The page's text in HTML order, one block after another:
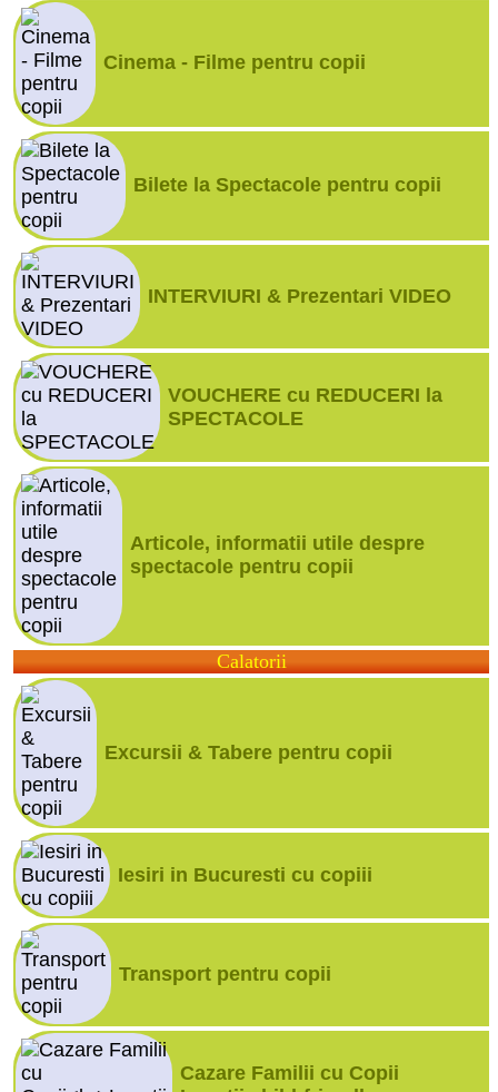
Cinema - Filme pentru copii
Bilete la Spectacole pentru copii
INTERVIURI & Prezentari VIDEO
VOUCHERE cu REDUCERI la
SPECTACOLE
Articole, informatii utile despre
spectacole pentru copii
Calatorii
Excursii & Tabere pentru copii
Iesiri in Bucuresti cu copiii
Transport pentru copii
Cazare Familii cu Copii